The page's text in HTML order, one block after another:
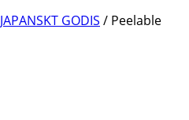
JAPANSKT GODIS / Peelable